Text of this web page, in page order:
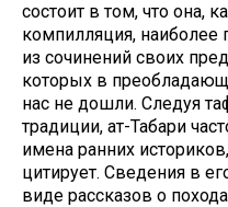
состоит в том, что она,
компилляция,
из сочинений своих
которых в
нас не дошли. Следуя
традиции, ат-Табари
имена ранних
цитирует. Сведения в
виде рассказов о